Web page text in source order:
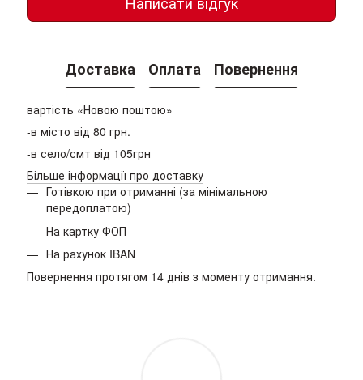
Доставка Оплата Повернення
вартість «Новою поштою»
-в місто від 80 грн.
-в село/смт від 105грн
Більше інформації про доставку
Готівкою при отриманні (за мінімальною
передоплатою)
На картку ФОП
На рахунок IBAN
Повернення протягом 14 днів з моменту отримання.